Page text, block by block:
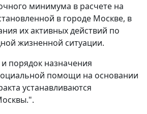
минимума в расчете на
в городе Москве, в
их активных действий по
жизненной ситуации.
порядок назначения
помощи на основании
устанавливаются